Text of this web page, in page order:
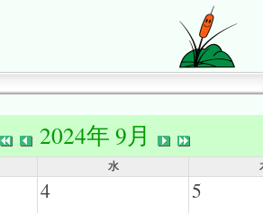
2024年 9月
水
4 5